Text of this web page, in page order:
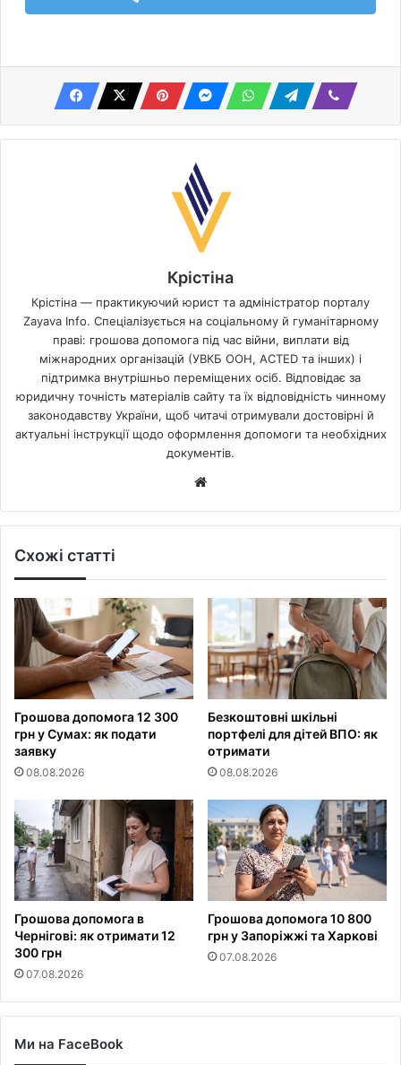
Крістіна
Крістіна — практикуючий юрист та адміністратор порталу
Zayava Info. Спеціалізується на соціальному й гуманітарному
праві: грошова допомога під час війни, виплати від
міжнародних організацій (УВКБ ООН, ACTED та інших) і
підтримка внутрішньо переміщених осіб. Відповідає за
юридичну точність матеріалів сайту та їх відповідність чинному
законодавству України, щоб читачі отримували достовірні й
актуальні інструкції щодо оформлення допомоги та необхідних
документів.
Схожі статті
Грошова допомога 12 300
грн у Сумах: як подати
заявку
08.08.2026
Безкоштовні шкільні
портфелі для дітей ВПО: як
отримати
08.08.2026
Грошова допомога в
Чернігові: як отримати 12
300 грн
07.08.2026
Грошова допомога 10 800
грн у Запоріжжі та Харкові
07.08.2026
Ми на FaceBook